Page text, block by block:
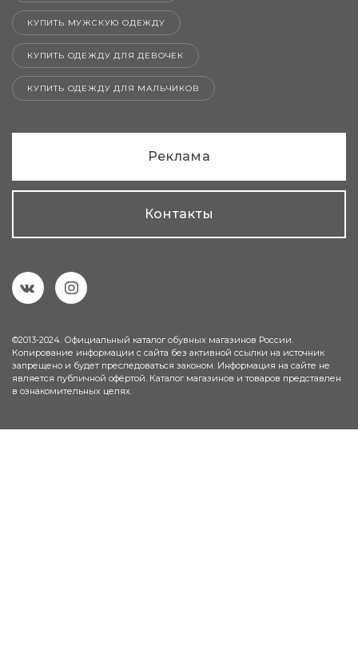
КУПИТЬ МУЖСКУЮ ОДЕЖДУ
КУПИТЬ ОДЕЖДУ ДЛЯ ДЕВОЧЕК
КУПИТЬ ОДЕЖДУ ДЛЯ МАЛЬЧИКОВ
Реклама
Контакты
©2013-2024. Официальный каталог обувных магазинов России.
Копирование информации с сайта без активной ссылки на источник
запрещено и будет преследоваться законом. Информация на сайте не
является публичной офёртой. Каталог магазинов и товаров представлен
в ознакомительных целях.